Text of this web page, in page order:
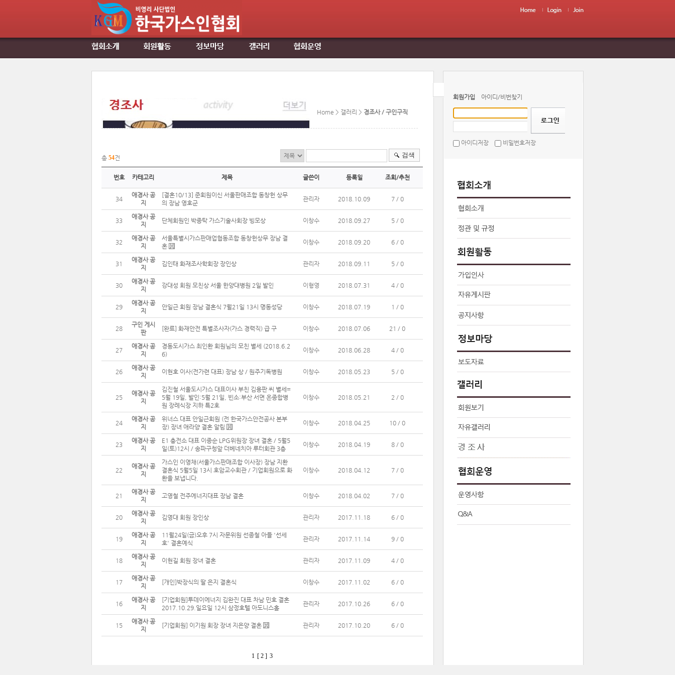
Home > 갤러리 > 경조사 / 구인구직
총 54건 검색
번호 카테고리 제목 글쓴이 등록일 조회/추천
34
애경사 공
지
[결혼10/13] 준회원이신 서울판매조합 동창헌 상무
의 장남 영호군
관리자 2018.10.09 7 / 0
33
애경사 공
지
단체회원인 박종탁 가스기술사회장 빙모상 이창수 2018.09.27 5 / 0
32
애경사 공
지
서울특별시가스판매업협동조합 동창헌상무 장남 결
혼
이창수 2018.09.20 6 / 0
31
애경사 공
지
김인태 화재조사학회장 장인상 관리자 2018.09.11 5 / 0
30
애경사 공
지
강대성 회원 모친상 서울 한양대병원 2일 발인 이형영 2018.07.31 4 / 0
29
애경사 공
지
안일근 회원 장남 결혼식 7월21일 13시 명동성당 이창수 2018.07.19 1 / 0
28
구인 게시
판
[완료] 화재안전 특별조사자(가스 경력직) 급 구 이창수 2018.07.06 21 / 0
27
애경사 공
지
경동도시가스 최인환 회원님의 모친 별세 (2018.6.2
6)
이창수 2018.06.28 4 / 0
26
애경사 공
지
이현호 이사(전가련 대표) 장남 상 / 원주기독병원 이창수 2018.05.23 5 / 0
25
애경사 공
지
김진철 서울도시가스 대표이사 부친 김용판 씨 별세=
5월 19일, 발인:5월 21일, 빈소:부산 서면 온종합병
원 장례식장 지하 특2호
이창수 2018.05.21 2 / 0
24
애경사 공
지
위너스 대표 안일근회원 (전 한국가스안전공사 본부
장) 장녀 애라양 결혼 알림
이창수 2018.04.25 10 / 0
23
애경사 공
지
E1 충전소 대표 이종순 LPG위원장 장녀 결혼 / 5월5
일(토)12시 / 송파구청앞 더베네치아 루터회관 3층
이창수 2018.04.19 8 / 0
22
애경사 공
지
가스인 이영채(서울가스판매조합 이사장) 장남 지환
결혼식 5월5일 13시 호암교수회관 / 기업회원으로 화
환을 보냅니다.
이창수 2018.04.12 7 / 0
21
애경사 공
지
고영철 전주에너지대표 장남 결혼 이창수 2018.04.02 7 / 0
20
애경사 공
지
김영대 회원 장인상 관리자 2017.11.18 6 / 0
19
애경사 공
지
11월24일(금)오후 7시 자문위원 선종철 아들 '선세
호' 결혼예식
관리자 2017.11.14 9 / 0
18
애경사 공
지
이현길 회원 장녀 결혼 관리자 2017.11.09 4 / 0
17
애경사 공
지
[개인]박장식의 딸 은지 결혼식 이창수 2017.11.02 6 / 0
16
애경사 공
지
[기업회원]투데이에너지 김완진 대표 차남 민호 결혼
2017.10.29.일요일 12시 삼정호텔 아도니스홀
관리자 2017.10.26 6 / 0
15
애경사 공
지
[기업회원] 이기원 회장 장녀 지은양 결혼 관리자 2017.10.20 6 / 0
1 [ 2 ] 3
회원가입 아이디/비번찾기
아이디저장 비밀번호저장